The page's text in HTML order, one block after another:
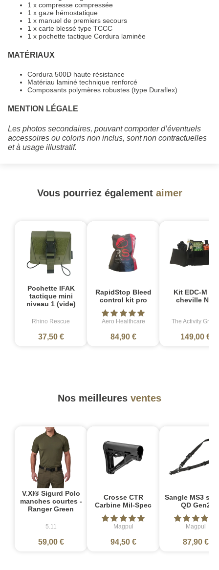
1 x compresse compressée
1 x gaze hémostatique
1 x manuel de premiers secours
1 x carte blessé type TCCC
1 x pochette tactique Cordura laminée
MATÉRIAUX
Cordura 500D haute résistance
Matériau laminé technique renforcé
Composants polymères robustes (type Duraflex)
MENTION LÉGALE
Les photos secondaires, pouvant comporter d’éventuels
accessoires ou coloris non inclus, sont non contractuelles
et à usage illustratif.
Vous pourriez également aimer
Pochette IFAK
tactique mini
niveau 1 (vide)
Rhino Rescue
37,50 €
RapidStop Bleed
control kit pro
Aero Healthcare
84,90 €
Kit EDC-M de
cheville N°5
The Activity Group
149,00 €
Nos meilleures ventes
V.XI® Sigurd Polo
manches courtes -
Ranger Green
5.11
59,00 €
Crosse CTR
Carbine Mil-Spec
Magpul
94,50 €
Sangle MS3
QD Gen2
Magpul
87,90 €